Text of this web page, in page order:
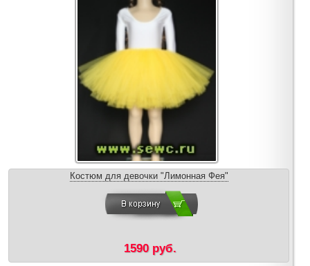
Костюм для девочки "Лимонная Фея"
1590 руб.